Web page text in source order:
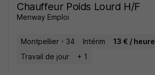
Chauffeur Poids Lourd H/F
Menway Emploi
Montpellier - 34 Intérim
13 € / heure
Travail de jour
+ 1